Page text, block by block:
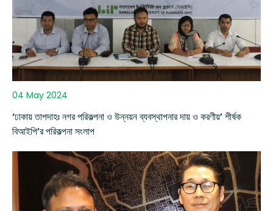
04 May 2024
‘ঢাকায় তাপদাহঃ নগর পরিকল্পনা ও উন্নয়ন ব্যবস্থাপনার দায় ও করণীয়’ শীর্ষক
বিআইপি’র পরিকল্পনা সংলাপ